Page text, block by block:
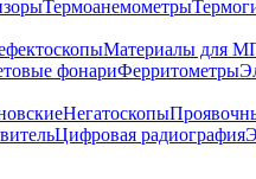
Термоанемометры
Материалы для
фонариФерритометры
Негатоскопы
Цифровая радиография